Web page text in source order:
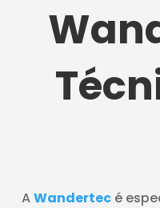
AWandertec é